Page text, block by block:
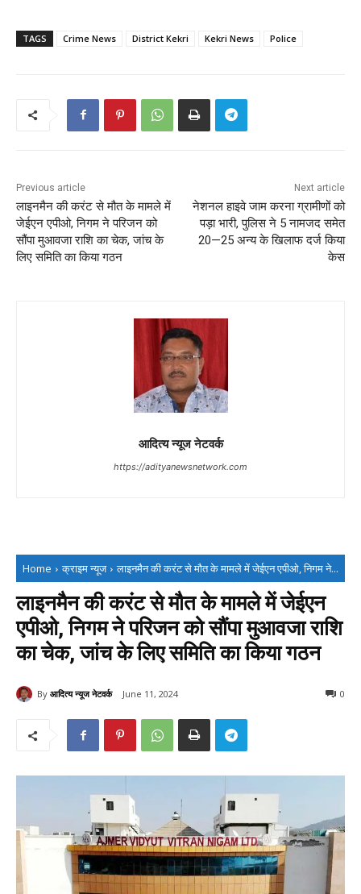
TAGS Crime News District Kekri Kekri News Police
Previous article
लाइनमैन की करंट से मौत के मामले में
जेईएन एपीओ, निगम ने परिजन को
सौंपा मुआवजा राशि का चेक, जांच के
लिए समिति का किया गठन
Next article
नेशनल हाइवे जाम करना ग्रामीणों को
पड़ा भारी, पुलिस ने 5 नामजद समेत
20—25 अन्य के खिलाफ दर्ज किया
केस
आदित्य न्यूज नेटवर्क
https://adityanewsnetwork.com